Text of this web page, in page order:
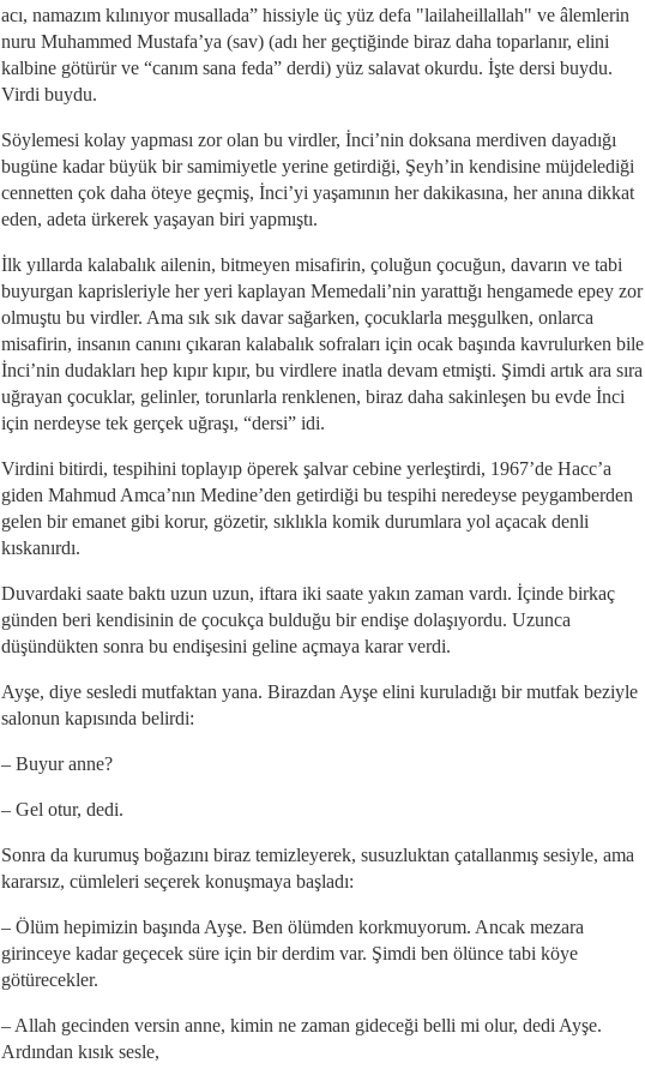
acı, namazım kılınıyor musallada” hissiyle üç yüz defa "lailaheillallah" ve âlemlerin
nuru Muhammed Mustafa’ya (sav) (adı her geçtiğinde biraz daha toparlanır, elini
kalbine götürür ve “canım sana feda” derdi) yüz salavat okurdu. İşte dersi buydu.
Virdi buydu.
Söylemesi kolay yapması zor olan bu virdler, İnci’nin doksana merdiven dayadığı
bugüne kadar büyük bir samimiyetle yerine getirdiği, Şeyh’in kendisine müjdelediği
cennetten çok daha öteye geçmiş, İnci’yi yaşamının her dakikasına, her anına dikkat
eden, adeta ürkerek yaşayan biri yapmıştı.
İlk yıllarda kalabalık ailenin, bitmeyen misafirin, çoluğun çocuğun, davarın ve tabi
buyurgan kaprisleriyle her yeri kaplayan Memedali’nin yarattığı hengamede epey zor
olmuştu bu virdler. Ama sık sık davar sağarken, çocuklarla meşgulken, onlarca
misafirin, insanın canını çıkaran kalabalık sofraları için ocak başında kavrulurken bile
İnci’nin dudakları hep kıpır kıpır, bu virdlere inatla devam etmişti. Şimdi artık ara sıra
uğrayan çocuklar, gelinler, torunlarla renklenen, biraz daha sakinleşen bu evde İnci
için nerdeyse tek gerçek uğraşı, “dersi” idi.
Virdini bitirdi, tespihini toplayıp öperek şalvar cebine yerleştirdi, 1967’de Hacc’a
giden Mahmud Amca’nın Medine’den getirdiği bu tespihi neredeyse peygamberden
gelen bir emanet gibi korur, gözetir, sıklıkla komik durumlara yol açacak denli
kıskanırdı.
Duvardaki saate baktı uzun uzun, iftara iki saate yakın zaman vardı. İçinde birkaç
günden beri kendisinin de çocukça bulduğu bir endişe dolaşıyordu. Uzunca
düşündükten sonra bu endişesini geline açmaya karar verdi.
Ayşe, diye sesledi mutfaktan yana. Birazdan Ayşe elini kuruladığı bir mutfak beziyle
salonun kapısında belirdi:
– Buyur anne?
– Gel otur, dedi.
Sonra da kurumuş boğazını biraz temizleyerek, susuzluktan çatallanmış sesiyle, ama
kararsız, cümleleri seçerek konuşmaya başladı:
– Ölüm hepimizin başında Ayşe. Ben ölümden korkmuyorum. Ancak mezara
girinceye kadar geçecek süre için bir derdim var. Şimdi ben ölünce tabi köye
götürecekler.
– Allah gecinden versin anne, kimin ne zaman gideceği belli mi olur, dedi Ayşe.
Ardından kısık sesle,